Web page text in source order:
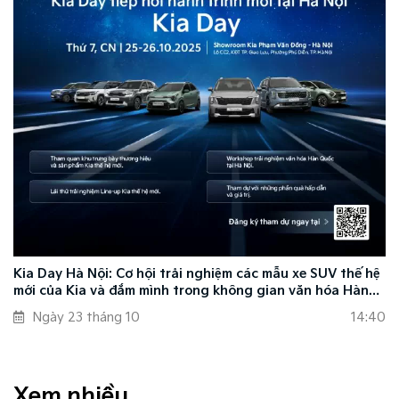
Kia Day Hà Nội: Cơ hội trải nghiệm các mẫu xe SUV thế hệ
mới của Kia và đắm mình trong không gian văn hóa Hàn
Quốc
Ngày 23 tháng 10 14:40